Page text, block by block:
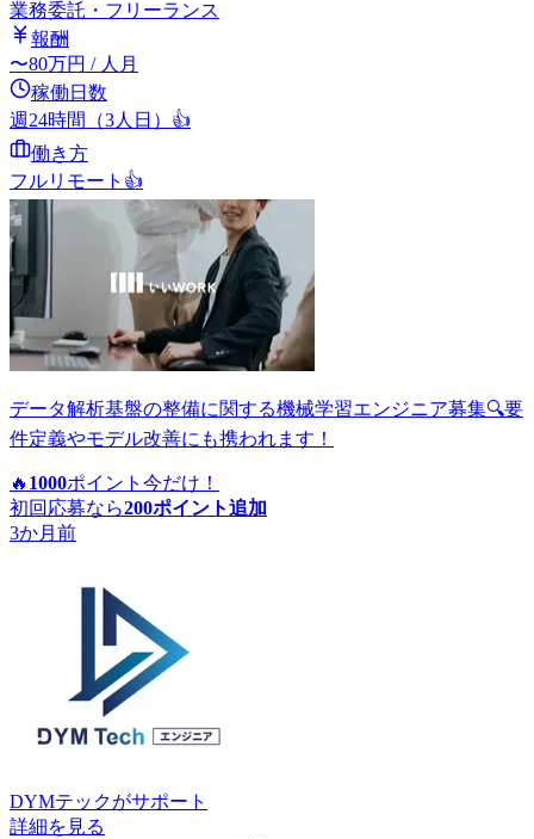
業務委託・フリーランス
報酬
〜80万円 / 人月
稼働日数
週24時間（3人日） 👍
働き方
フルリモート 👍
データ解析基盤の整備に関する機械学習エンジニア募集🔍要
件定義やモデル改善にも携われます！
🔥 1000ポイント 今だけ！
初回応募なら200ポイント追加
3か月前
DYMテックがサポート
詳細を見る